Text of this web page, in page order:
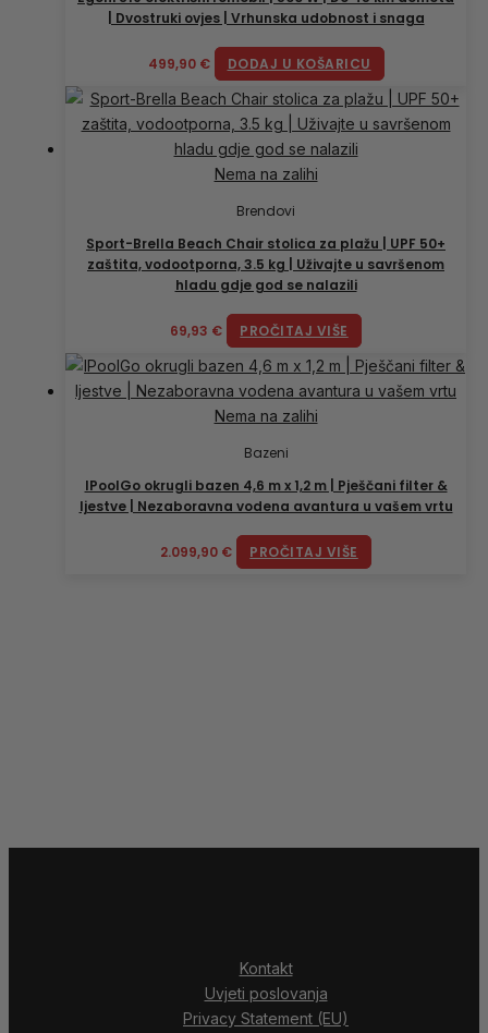
| Dvostruki ovjes | Vrhunska udobnost i snaga
499,90 € DODAJ U KOŠARICU
Nema na zalihi
Brendovi
Sport-Brella Beach Chair stolica za plažu | UPF 50+
zaštita, vodootporna, 3.5 kg | Uživajte u savršenom
hladu gdje god se nalazili
69,93 € PROČITAJ VIŠE
Nema na zalihi
Bazeni
IPoolGo okrugli bazen 4,6 m x 1,2 m | Pješčani filter &
ljestve | Nezaboravna vodena avantura u vašem vrtu
2.099,90 € PROČITAJ VIŠE
Kontakt
Uvjeti poslovanja
Privacy Statement (EU)